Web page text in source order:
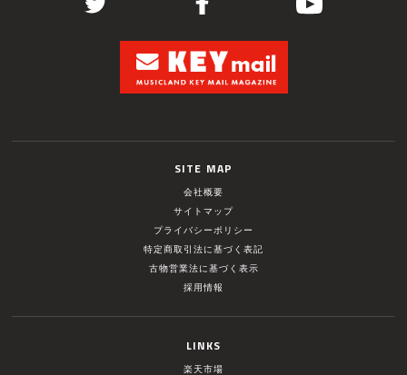
SITE MAP
会社概要
サイトマップ
プライバシーポリシー
特定商取引法に基づく表記
古物営業法に基づく表示
採用情報
LINKS
楽天市場